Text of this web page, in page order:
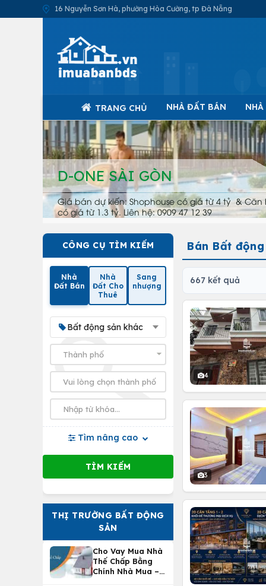
16 Nguyễn Sơn Hà, phường Hòa Cường, tp Đà Nẵng
TRANG CHỦ NHÀ ĐẤT BÁN
D-ONE SÀI GÒN
Giá bán dự kiến: Shophouse có giá từ 4 tỷ & Căn
có giá từ 1.3 tỷ. Liên hệ: 0909 47 12 39
CÔNG CỤ TÌM KIẾM
Nhà
Đất Bán
Nhà
Đất Cho
Thuê
Sang
nhượng
Bất động sản khác
Tìm nâng cao
THỊ TRƯỜNG BẤT ĐỘNG
SẢN
Cho Vay Mua Nhà
Thế Chấp Bằng
Chính Nhà Mua –
Bán Bất
667 kết quả
4
3